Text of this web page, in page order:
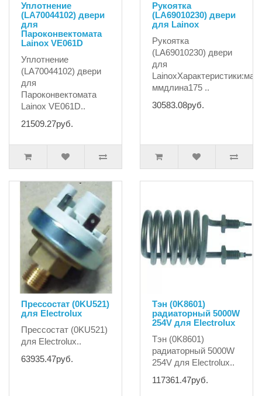
Уплотнение
(LA70044102) двери
для
Пароконвектомата
Lainox VE061D
Уплотнение
(LA70044102) двери
для
Пароконвектомата
Lainox VE061D..
21509.27руб.
Рукоятка
(LA69010230) двери
для Lainox
Рукоятка
(LA69010230) двери
для
ммдлина175 ..
30583.08руб.
Прессостат (0KU521)
для Electrolux
Прессостат (0KU521)
для Electrolux..
63935.47руб.
Тэн (0K8601)
радиаторный 5000W
254V для Electrolux
Тэн (0K8601)
радиаторный 5000W
254V для Electrolux..
117361.47руб.